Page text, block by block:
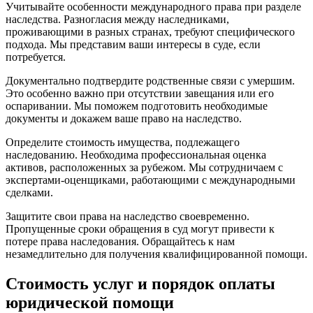
Учитывайте особенности международного права при разделе
наследства. Разногласия между наследниками,
проживающими в разных странах, требуют специфического
подхода. Мы представим ваши интересы в суде, если
потребуется.
Документально подтвердите родственные связи с умершим.
Это особенно важно при отсутствии завещания или его
оспаривании. Мы поможем подготовить необходимые
документы и докажем ваше право на наследство.
Определите стоимость имущества, подлежащего
наследованию. Необходима профессиональная оценка
активов, расположенных за рубежом. Мы сотрудничаем с
экспертами-оценщиками, работающими с международными
сделками.
Защитите свои права на наследство своевременно.
Пропущенные сроки обращения в суд могут привести к
потере права наследования. Обращайтесь к нам
незамедлительно для получения квалифицированной помощи.
Стоимость услуг и порядок оплаты
юридической помощи